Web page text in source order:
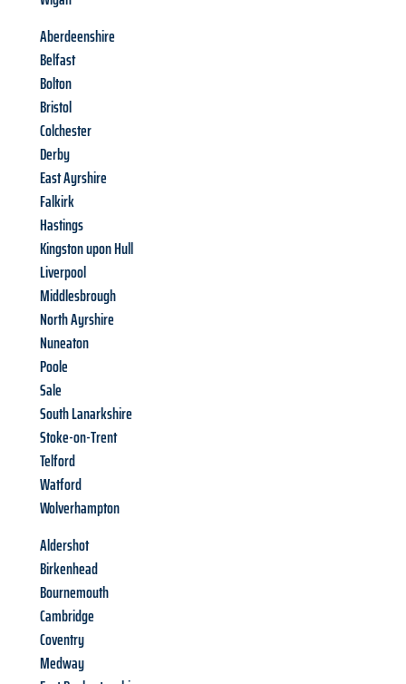
Aberdeenshire
Belfast
Bolton
Bristol
Colchester
Derby
East Ayrshire
Falkirk
Hastings
Kingston upon Hull
Liverpool
Middlesbrough
North Ayrshire
Nuneaton
Poole
Sale
South Lanarkshire
Stoke-on-Trent
Telford
Watford
Wolverhampton
Aldershot
Birkenhead
Bournemouth
Cambridge
Coventry
Medway